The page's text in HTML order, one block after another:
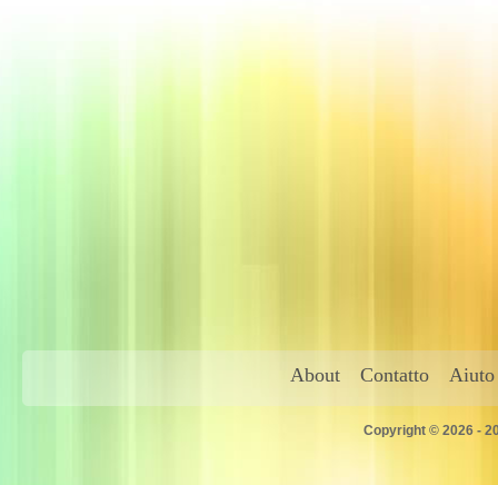
About Contatto Aiuto
Copyright © 2026 -